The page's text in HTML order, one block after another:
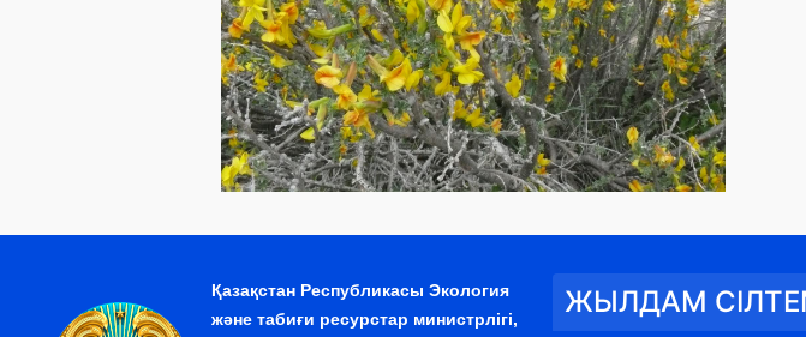
Қазақстан Республикасы Экология
және табиғи ресурстар министрлігі,
ЖЫЛДАМ